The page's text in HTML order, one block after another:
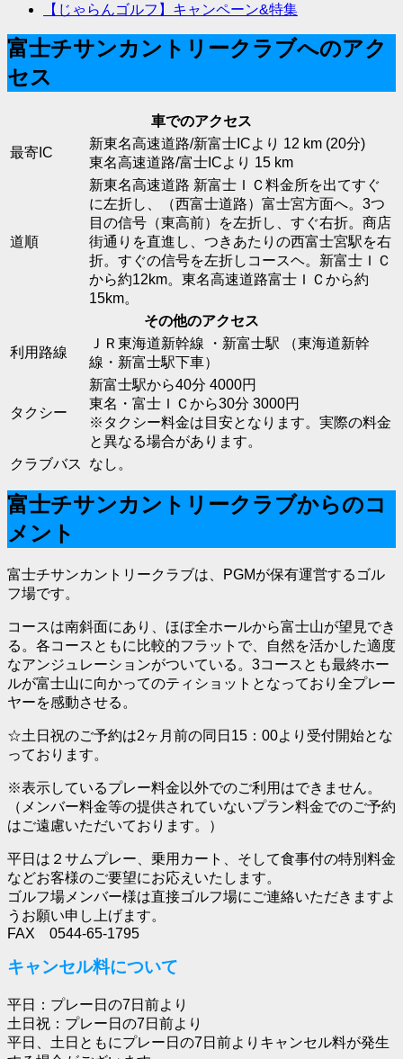
【じゃらんゴルフ】キャンペーン&特集
富士チサンカントリークラブへのアク
セス
車でのアクセス
最寄IC
新東名高速道路/新富士ICより 12 km (20分)
東名高速道路/富士ICより 15 km
道順
新東名高速道路 新富士ＩＣ料金所を出てすぐ
に左折し、（西富士道路）富士宮方面へ。3つ
目の信号（東高前）を左折し、すぐ右折。商店
街通りを直進し、つきあたりの西富士宮駅を右
折。すぐの信号を左折しコースヘ。新富士ＩＣ
から約12km。東名高速道路富士ＩＣから約
15km。
その他のアクセス
利用路線
ＪＲ東海道新幹線 ・新富士駅 （東海道新幹
線・新富士駅下車）
タクシー
新富士駅から40分 4000円
東名・富士ＩＣから30分 3000円
※タクシー料金は目安となります。実際の料金
と異なる場合があります。
クラブバス
なし。
富士チサンカントリークラブからのコ
メント
富士チサンカントリークラブは、PGMが保有運営するゴル
フ場です。
コースは南斜面にあり、ほぼ全ホールから富士山が望見でき
る。各コースともに比較的フラットで、自然を活かした適度
なアンジュレーションがついている。3コースとも最終ホー
ルが富士山に向かってのティショットとなっており全プレー
ヤーを感動させる。
☆土日祝のご予約は2ヶ月前の同日15：00より受付開始とな
っております。
※表示しているプレー料金以外でのご利用はできません。
（メンバー料金等の提供されていないプラン料金でのご予約
はご遠慮いただいております。）
平日は２サムプレー、乗用カート、そして食事付の特別料金
などお客様のご要望にお応えいたします。
ゴルフ場メンバー様は直接ゴルフ場にご連絡いただきますよ
うお願い申し上げます。
FAX 0544-65-1795
キャンセル料について
平日：プレー日の7日前より
土日祝：プレー日の7日前より
平日、土日ともにプレー日の7日前よりキャンセル料が発生